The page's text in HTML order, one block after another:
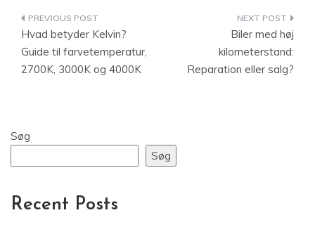
Indlægsnavigation
Hvad betyder Kelvin?
Guide til farvetemperatur,
2700K, 3000K og 4000K
Biler med høj
kilometerstand:
Reparation eller salg?
Søg
Søg
Recent Posts